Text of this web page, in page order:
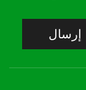
إرسال